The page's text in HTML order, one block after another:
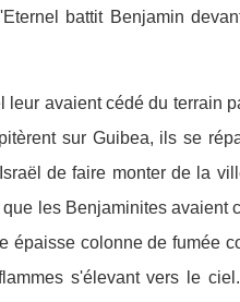
battit Benjamin
avaient cédé du terrain
sur Guibea, ils se
de faire monter de la
les Benjaminites avaient
épaisse colonne de fumée
s'élevant vers le ciel.